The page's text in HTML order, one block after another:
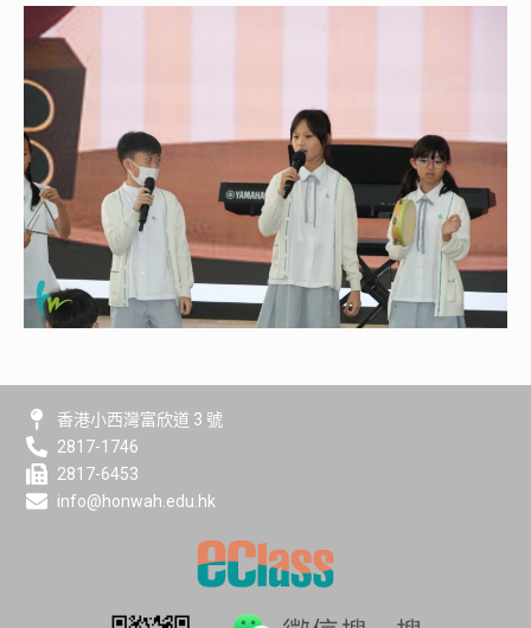
香港小西灣富欣道 3 號
2817-1746
2817-6453
info@honwah.edu.hk